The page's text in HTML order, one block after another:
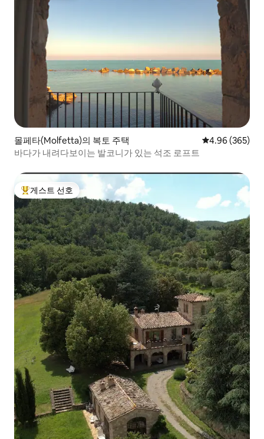
몰페타(Molfetta)의 복토 주택 평점 4.96점(5
4.96 (365)
바다가 내려다보이는 발코니가 있는 석조 로프트
상위 게스트 선호
게스트 선호